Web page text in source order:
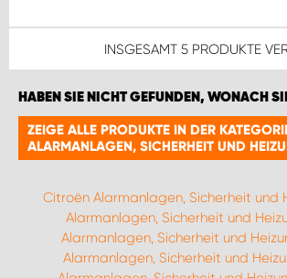
INSGESAMT 5 PRODUKTE
HABEN SIE NICHT GEFUNDEN, WONACH
ZEIGE ALLE PRODUKTE IN DER
ALARMANLAGEN, SICHERHEIT UND
Citroën Alarmanlagen, Sicherheit und
Alarmanlagen, Sicherheit und
Alarmanlagen, Sicherheit und
Alarmanlagen, Sicherheit und